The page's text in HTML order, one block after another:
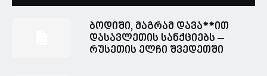
ბოდიში, მაგრამ დავა**ით
დასავლეთის სანქციებს –
რუსეთის ელჩი შვედეთში